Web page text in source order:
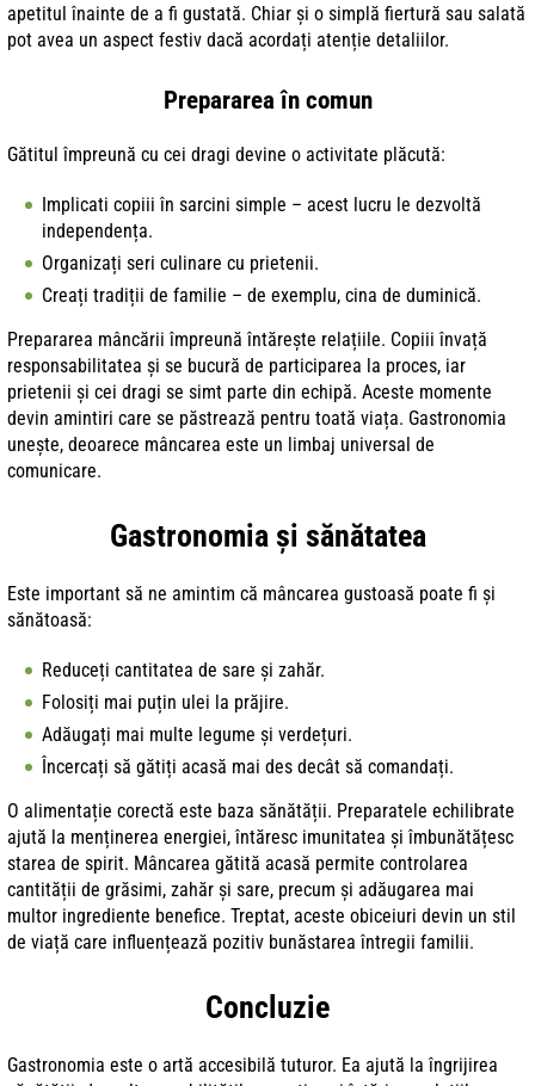
apetitul înainte de a fi gustată. Chiar și o simplă fiertură sau salată
pot avea un aspect festiv dacă acordați atenție detaliilor.
Prepararea în comun
Gătitul împreună cu cei dragi devine o activitate plăcută:
Implicati copiii în sarcini simple – acest lucru le dezvoltă
independența.
Organizați seri culinare cu prietenii.
Creați tradiții de familie – de exemplu, cina de duminică.
Prepararea mâncării împreună întărește relațiile. Copiii învață
responsabilitatea și se bucură de participarea la proces, iar
prietenii și cei dragi se simt parte din echipă. Aceste momente
devin amintiri care se păstrează pentru toată viața. Gastronomia
unește, deoarece mâncarea este un limbaj universal de
comunicare.
Gastronomia și sănătatea
Este important să ne amintim că mâncarea gustoasă poate fi și
sănătoasă:
Reduceți cantitatea de sare și zahăr.
Folosiți mai puțin ulei la prăjire.
Adăugați mai multe legume și verdețuri.
Încercați să gătiți acasă mai des decât să comandați.
O alimentație corectă este baza sănătății. Preparatele echilibrate
ajută la menținerea energiei, întăresc imunitatea și îmbunătățesc
starea de spirit. Mâncarea gătită acasă permite controlarea
cantității de grăsimi, zahăr și sare, precum și adăugarea mai
multor ingrediente benefice. Treptat, aceste obiceiuri devin un stil
de viață care influențează pozitiv bunăstarea întregii familii.
Concluzie
Gastronomia este o artă accesibilă tuturor. Ea ajută la îngrijirea